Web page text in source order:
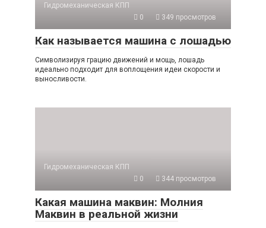
Гидромеханическая КПП
0
349 просмотров
Как называется машина с лошадью
Символизируя грацию движений и мощь, лошадь
идеально подходит для воплощения идеи скорости и
выносливости.
Гидромеханическая КПП
0
344 просмотров
Какая машина маквин: Молния
Маквин в реальной жизни